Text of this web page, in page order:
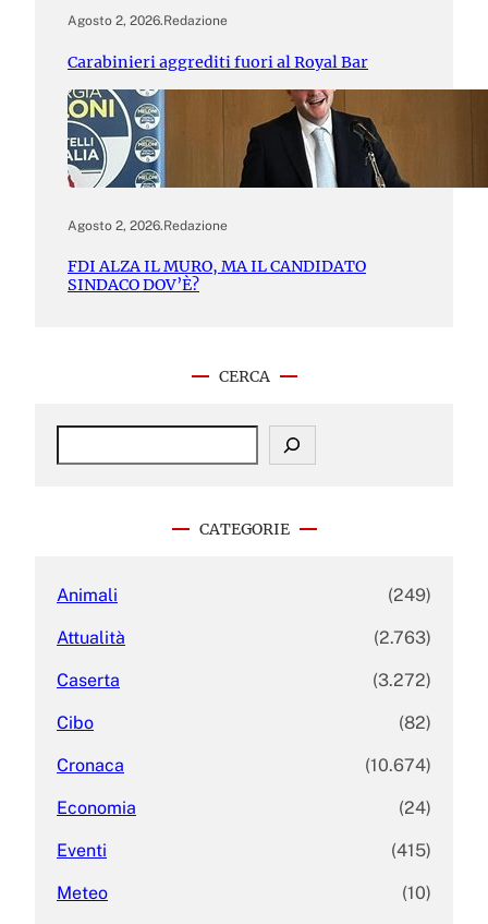
Agosto 2, 2026.Redazione
Carabinieri aggrediti fuori al Royal Bar
Agosto 2, 2026.Redazione
FDI ALZA IL MURO, MA IL CANDIDATO
SINDACO DOV’È?
CERCA
CATEGORIE
Animali (249)
Attualità (2.763)
Caserta (3.272)
Cibo (82)
Cronaca (10.674)
Economia (24)
Eventi (415)
Meteo (10)